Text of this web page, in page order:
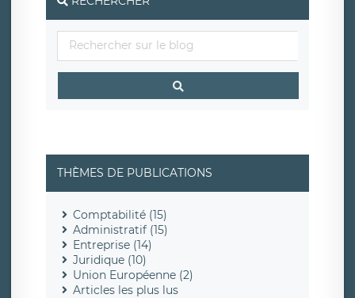
THÈMES DE PUBLICATIONS
Comptabilité (15)
Administratif (15)
Entreprise (14)
Juridique (10)
Union Européenne (2)
Articles les plus lus